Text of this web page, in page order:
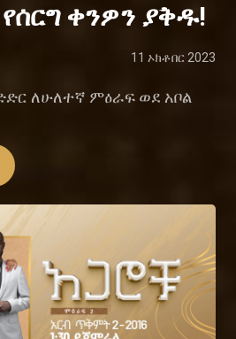
ቀንዎን ያቅዱ!
11 ኦክቶበር 2023
ለሁለተኛ ምዕራፍ ወደ አቦል